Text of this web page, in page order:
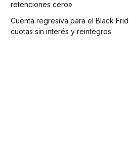
retenciones cero»
Cuenta regresiva para el Black
cuotas sin interés y reintegros